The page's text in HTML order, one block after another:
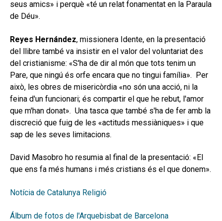
seus amics» i perquè «té un relat fonamentat en la Paraula
de Déu».
Reyes Hernández, missionera Idente, en la presentació
del llibre també va insistir en el valor del voluntariat des
del cristianisme: «S'ha de dir al món que tots tenim un
Pare, que ningú és orfe encara que no tingui família». Per
això, les obres de misericòrdia «no són una acció, ni la
feina d'un funcionari; és compartir el que he rebut, l'amor
que m'han donat». Una tasca que també s'ha de fer amb la
discreció que fuig de les «actituds messiàniques» i que
sap de les seves limitacions.
David Masobro ho resumia al final de la presentació: «El
que ens fa més humans i més cristians és el que donem».
Notícia de Catalunya Religió
Álbum de fotos de l'Arquebisbat de Barcelona